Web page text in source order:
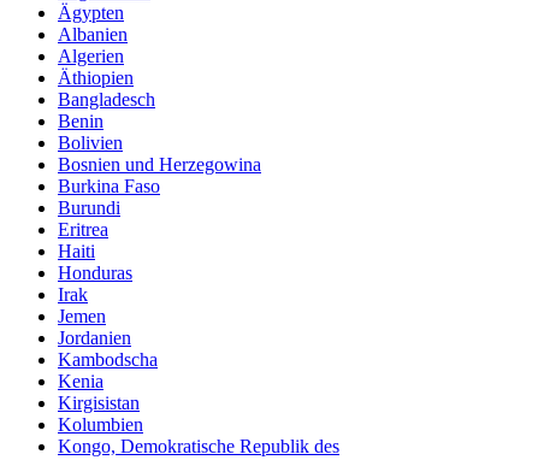
Ägypten
Albanien
Algerien
Äthiopien
Bangladesch
Benin
Bolivien
Bosnien und Herzegowina
Burkina Faso
Burundi
Eritrea
Haiti
Honduras
Irak
Jemen
Jordanien
Kambodscha
Kenia
Kirgisistan
Kolumbien
Kongo, Demokratische Republik des